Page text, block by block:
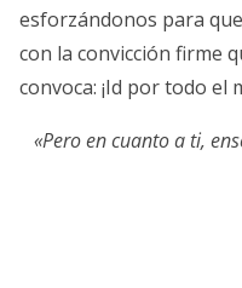
esforzándonos para
con la convicción firme
convoca: ¡Id por todo el
«Pero en cuanto a ti,